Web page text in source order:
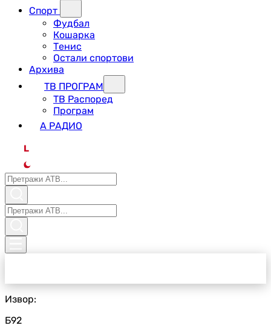
Спорт
Фудбал
Кошарка
Тенис
Остали спортови
Архива
ТВ ПРОГРАМ
ТВ Распоред
Програм
А РАДИО
L
Извор:
Б92